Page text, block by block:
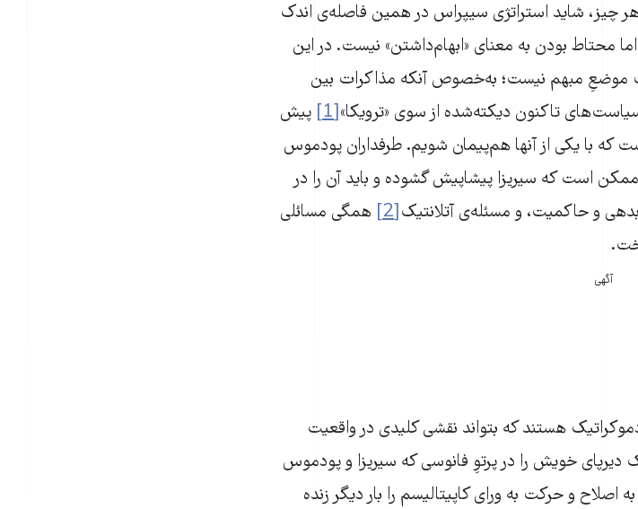
چیز، شاید استراتژی سیپراس در همین فاصله‌ی اندک
محتاط‌ بودن به معنای «ابهام‌داشتن» نیست. در این
موضعِ مبهم نیست؛ به‌خصوص آنکه مذاکرات بین
سیاست‌های تاکنون دیکته‌شده از سوی «ترویکا»[1]
پیش
که با یکی از آنها هم‌پیمان شویم. طرفداران پودموس
ممکن است که سیریزا پیشاپیش گشوده و باید آن را در
و حاکمیت، و مسئله‌ی آتلانتیک [2]
همگی مسائلی
آگهی
هستند که بتواند نقشی کلیدی در واقعیت
دیرپای خویش را در پرتوِ فانوسی که سیریزا و پودموس
به اصلاح و حرکت به ورای کاپیتالیسم را بار دیگر زنده